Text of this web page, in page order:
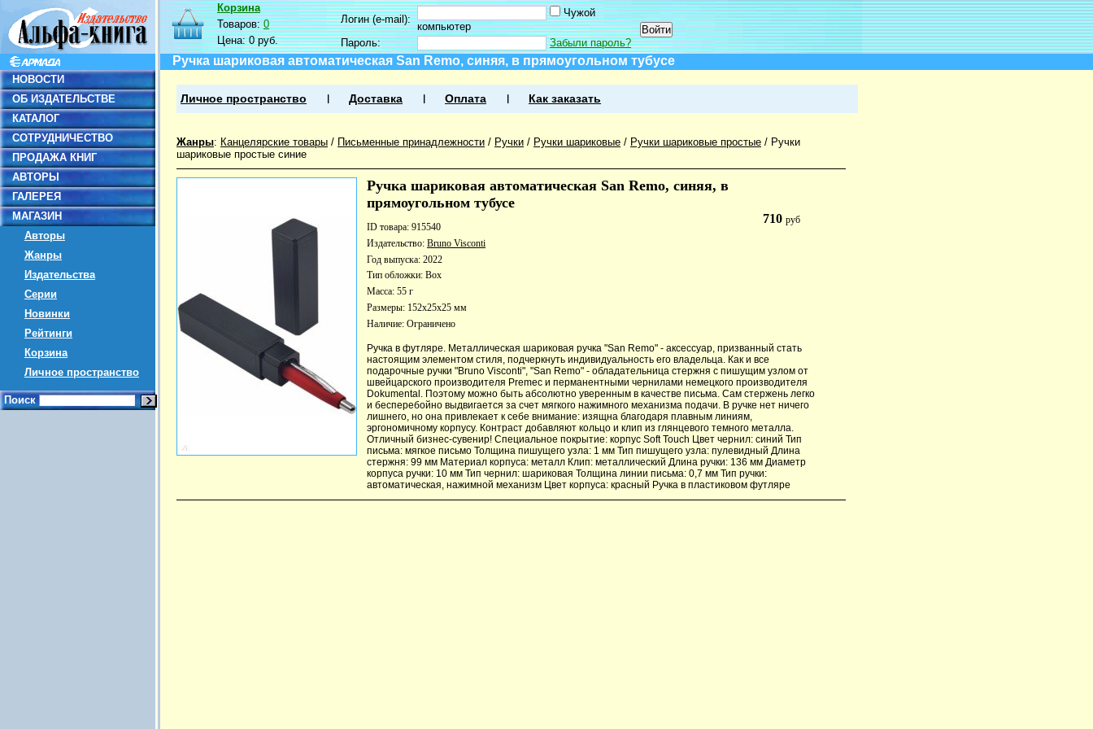
НОВОСТИ
ОБ ИЗДАТЕЛЬСТВЕ
КАТАЛОГ
СОТРУДНИЧЕСТВО
ПРОДАЖА КНИГ
АВТОРЫ
ГАЛЕРЕЯ
МАГАЗИН
Авторы
Жанры
Издательства
Серии
Новинки
Рейтинги
Корзина
Личное пространство
Поиск
Корзина
Товаров:0
Цена:0 руб.
Логин (e-mail):
Чужой
компьютер
Пароль:
Забыли пароль?
Ручка шариковая автоматическая San Remo, синяя, в прямоугольном тубусе
Личное пространство Доставка Оплата Как заказать
Жанры: Канцелярские товары / Письменные принадлежности / Ручки / Ручки шариковые / Ручки шариковые простые / Ручки
шариковые простые синие
Ручка шариковая автоматическая San Remo, синяя, в
прямоугольном тубусе
710руб
ID товара: 915540
Издательство: Bruno Visconti
Год выпуска: 2022
Тип обложки: Box
Масса: 55 г
Размеры: 152x25x25 мм
Наличие: Ограничено
Ручка в футляре. Металлическая шариковая ручка "San Remo" - аксессуар, призванный стать
настоящим элементом стиля, подчеркнуть индивидуальность его владельца. Как и все
подарочные ручки "Bruno Visconti", "San Remo" - обладательница стержня с пишущим узлом от
швейцарского производителя Premec и перманентными чернилами немецкого производителя
Dokumental. Поэтому можно быть абсолютно уверенным в качестве письма. Сам стержень легко
и бесперебойно выдвигается за счет мягкого нажимного механизма подачи. В ручке нет ничего
лишнего, но она привлекает к себе внимание: изящна благодаря плавным линиям,
эргономичному корпусу. Контраст добавляют кольцо и клип из глянцевого темного металла.
Отличный бизнес-сувенир! Специальное покрытие: корпус Soft Touch Цвет чернил: синий Тип
письма: мягкое письмо Толщина пишущего узла: 1 мм Тип пишущего узла: пулевидный Длина
стержня: 99 мм Материал корпуса: металл Клип: металлический Длина ручки: 136 мм Диаметр
корпуса ручки: 10 мм Тип чернил: шариковая Толщина линии письма: 0,7 мм Тип ручки:
автоматическая, нажимной механизм Цвет корпуса: красный Ручка в пластиковом футляре